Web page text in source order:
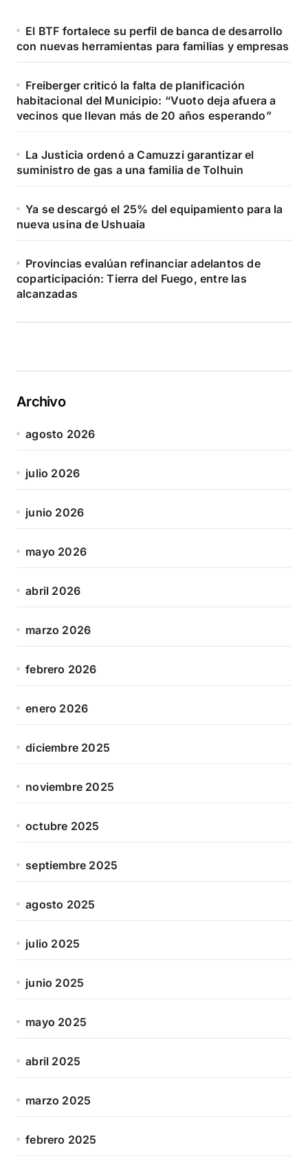
El BTF fortalece su perfil de banca de desarrollo
con nuevas herramientas para familias y empresas
Freiberger criticó la falta de planificación
habitacional del Municipio: “Vuoto deja afuera a
vecinos que llevan más de 20 años esperando”
La Justicia ordenó a Camuzzi garantizar el
suministro de gas a una familia de Tolhuin
Ya se descargó el 25% del equipamiento para la
nueva usina de Ushuaia
Provincias evalúan refinanciar adelantos de
coparticipación: Tierra del Fuego, entre las
alcanzadas
Archivo
agosto 2026
julio 2026
junio 2026
mayo 2026
abril 2026
marzo 2026
febrero 2026
enero 2026
diciembre 2025
noviembre 2025
octubre 2025
septiembre 2025
agosto 2025
julio 2025
junio 2025
mayo 2025
abril 2025
marzo 2025
febrero 2025